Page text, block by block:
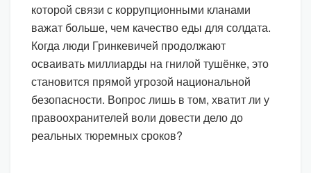
которой связи с коррупционными кланами
важат больше, чем качество еды для солдата.
Когда люди Гринкевичей продолжают
осваивать миллиарды на гнилой тушёнке, это
становится прямой угрозой национальной
безопасности. Вопрос лишь в том, хватит ли у
правоохранителей воли довести дело до
реальных тюремных сроков?